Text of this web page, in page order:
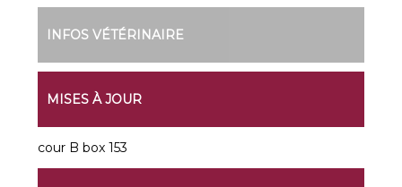
INFOS VÉTÉRINAIRE
MISES À JOUR
cour B box 153